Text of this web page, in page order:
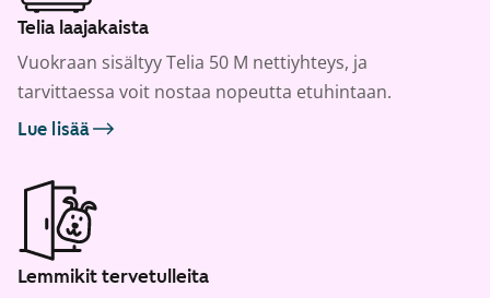
Telia laajakaista
Vuokraan sisältyy Telia 50 M nettiyhteys, ja
tarvittaessa voit nostaa nopeutta etuhintaan.
Lue lisää
Lemmikit tervetulleita